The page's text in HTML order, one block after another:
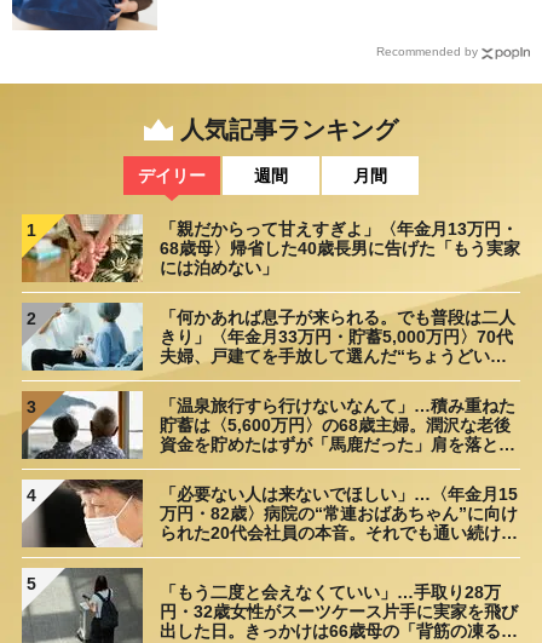
Recommended by
人気記事ランキング
デイリー 週間 月間
1
「親だからって甘えすぎよ」〈年金月13万円・
68歳母〉帰省した40歳長男に告げた「もう実家
には泊めない」
2
「何かあれば息子が来られる。でも普段は二人
きり」〈年金月33万円・貯蓄5,000万円〉70代
夫婦、戸建てを手放して選んだ“ちょうどいい
3
「温泉旅行すら行けないなんて」…積み重ねた
貯蓄は〈5,600万円〉の68歳主婦。潤沢な老後
資金を貯めたはずが「馬鹿だった」肩を落とす
4
「必要ない人は来ないでほしい」…〈年金月15
万円・82歳〉病院の“常連おばあちゃん”に向け
られた20代会社員の本音。それでも通い続ける
5
「もう二度と会えなくていい」…手取り28万
円・32歳女性がスーツケース片手に実家を飛び
出した日。きっかけは66歳母の「背筋の凍る一